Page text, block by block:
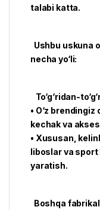
talabi katta.
Ushbu uskuna
necha yo‘li:
To‘g‘ridan-
• O‘z
kechak va
• Xususan,
liboslar va
yaratish.
Boshqa